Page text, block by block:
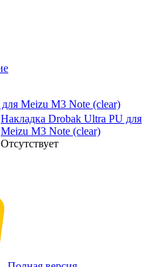
Meizu M3 Note (clear)
Накладка Drobak Ultra PU для
Meizu M3 Note (clear)
Отсутствует